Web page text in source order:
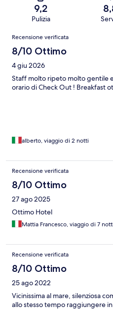
9,2
Pulizia
Recensioni
Recensione verificata
8/10 Ottimo
4 giu 2026
Staff molto ripeto molto gentile
orario di Check Out ! Breakfast
alberto, viaggio di 2 notti
Recensione verificata
8/10 Ottimo
27 ago 2025
Ottimo Hotel
Mattia Francesco, viaggio di 7 notti
Recensione verificata
8/10 Ottimo
25 ago 2022
Vicinissima al mare, silenziosa
allo stesso tempo raggiungere